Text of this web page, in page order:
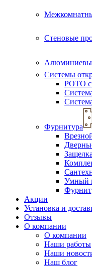
Стеновые
Системы
РОТО
Фурнитура
Умный
Акции
Установка и
Отзывы
О компании
О компании
Наши работы
Наши
Наш блог